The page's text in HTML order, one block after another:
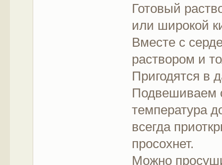
Готовый
или широкой
Вместе с
раствором и
Пригодятся
Подвешиваем
температура
всегда
просохнет.
Можно